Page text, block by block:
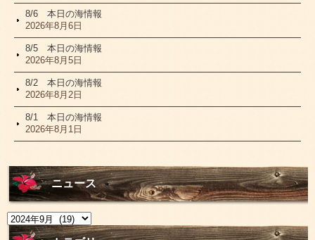
8/6 本日の海情報
2026年8月6日
8/5 本日の海情報
2026年8月5日
8/2 本日の海情報
2026年8月2日
8/1 本日の海情報
2026年8月1日
ニュース
ニ
ュ